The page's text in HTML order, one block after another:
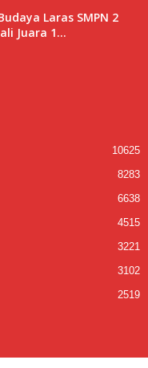
Laras SMPN 2
Juara 1...
10625
8283
6638
4515
3221
3102
2519